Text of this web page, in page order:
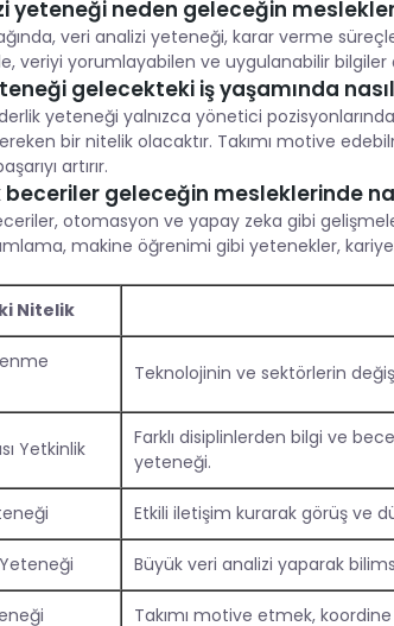
yeteneği neden geleceğin
veri analizi yeteneği, karar verme
veriyi yorumlayabilen ve uygulanabilir bilgiler
gelecekteki iş yaşamında
yeteneği yalnızca yönetici
bir nitelik olacaktır. Takımı motive
artırır.
beceriler geleceğin mesleklerinde
otomasyon ve yapay zeka gibi
makine öğrenimi gibi yetenekler,
Nitelik
Teknolojinin ve sektörlerin
Yetkinlik
Farklı disiplinlerden bilgi ve
yeteneği.
Etkili iletişim kurarak görüş ve
Büyük veri analizi yaparak
Takımı motive etmek,